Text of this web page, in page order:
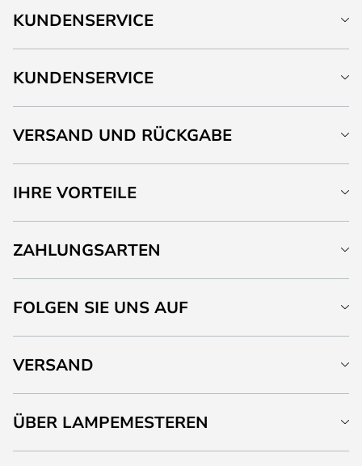
KUNDENSERVICE
KUNDENSERVICE
VERSAND UND RÜCKGABE
IHRE VORTEILE
ZAHLUNGSARTEN
FOLGEN SIE UNS AUF
VERSAND
ÜBER LAMPEMESTEREN